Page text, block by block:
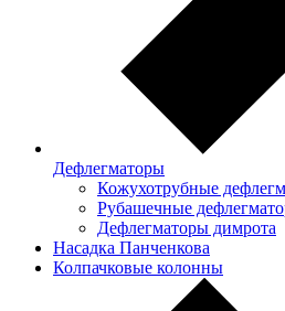
Дефлегматоры
Кожухотрубные
Рубашечные
Дефлегматоры димрота
Насадка Панченкова
Колпачковые колонны